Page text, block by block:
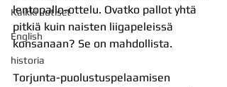
Kaikki uutiset
English
historia
lentopallo-ottelu. Ovatko pallot yhtä
pitkiä kuin naisten liigapeleissä
konsanaan? Se on mahdollista.
Torjunta-puolustuspelaamisen